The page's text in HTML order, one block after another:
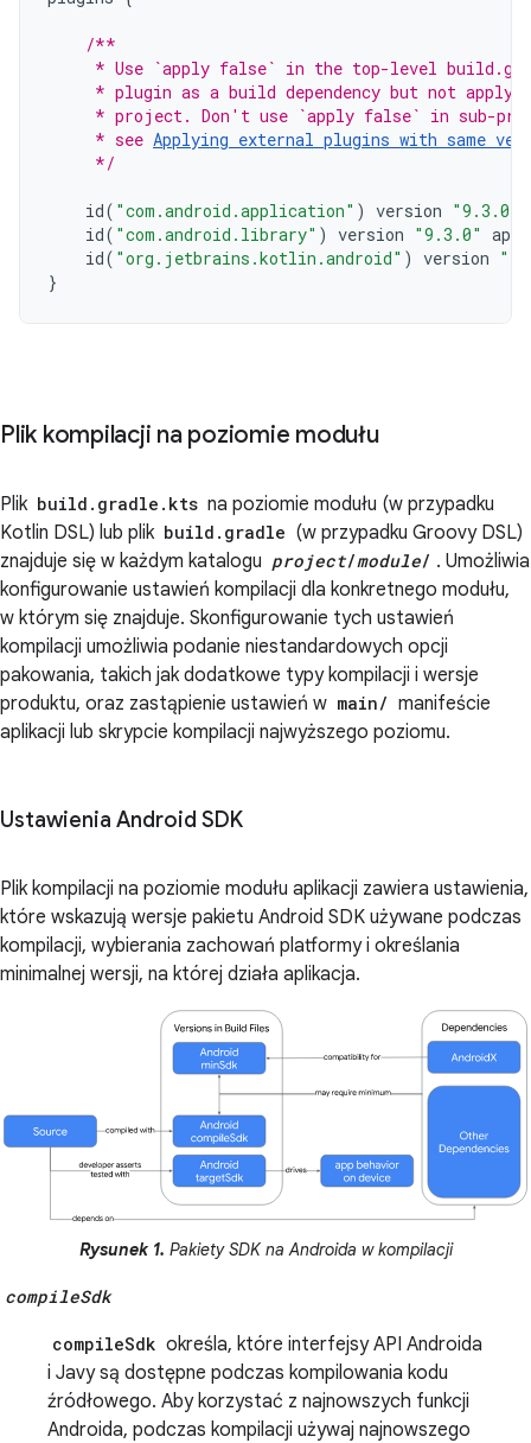
/**
* Use `apply false` in the top-level
* plugin as a build dependency but not apply
* project. Don't use `apply false` in sub-
     * see
Applying external plugins with same
     */
id( "com.android.application" ) version "9.3.0"
id( "com.android.library" ) version "9.3.0"
id( "org.jetbrains.kotlin.android" ) version
}
Plik kompilacji na poziomie modułu
Plik build.gradle.kts na poziomie modułu (w przypadku
Kotlin DSL) lub plik build.gradle (w przypadku Groovy DSL)
znajduje się w każdym katalogu project/module/ . Umożliwia
konfigurowanie ustawień kompilacji dla konkretnego modułu,
w którym się znajduje. Skonfigurowanie tych ustawień
kompilacji umożliwia podanie niestandardowych opcji
pakowania, takich jak dodatkowe typy kompilacji i wersje
produktu, oraz zastąpienie ustawień w main/ manifeście
aplikacji lub skrypcie kompilacji najwyższego poziomu.
Ustawienia Android SDK
Plik kompilacji na poziomie modułu aplikacji zawiera ustawienia,
które wskazują wersje pakietu Android SDK używane podczas
kompilacji, wybierania zachowań platformy i określania
minimalnej wersji, na której działa aplikacja.
Rysunek 1. Pakiety SDK na Androida w kompilacji
compileSdk
compileSdk określa, które interfejsy API Androida
i Javy są dostępne podczas kompilowania kodu
źródłowego. Aby korzystać z najnowszych funkcji
Androida, podczas kompilacji używaj najnowszego